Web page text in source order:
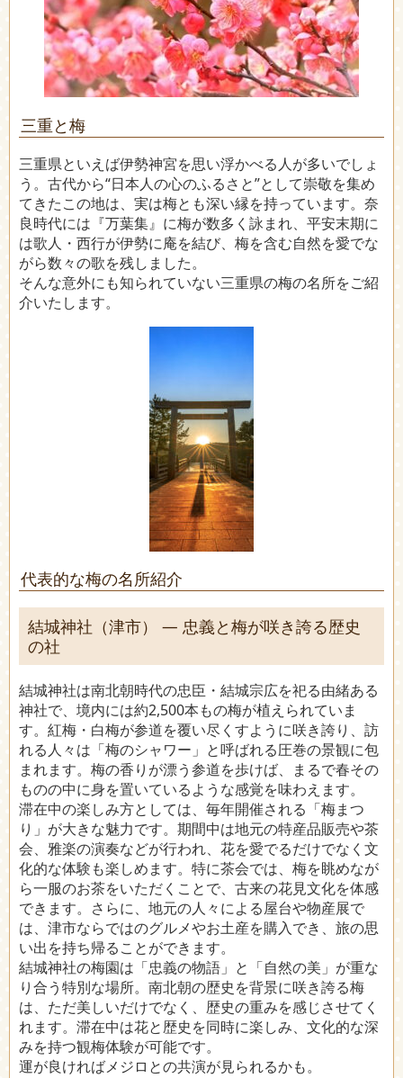
三重と梅
三重県といえば伊勢神宮を思い浮かべる人が多いでしょ
う。古代から“日本人の心のふるさと”として崇敬を集め
てきたこの地は、実は梅とも深い縁を持っています。奈
良時代には『万葉集』に梅が数多く詠まれ、平安末期に
は歌人・西行が伊勢に庵を結び、梅を含む自然を愛でな
がら数々の歌を残しました。
そんな意外にも知られていない三重県の梅の名所をご紹
介いたします。
代表的な梅の名所紹介
結城神社（津市） ― 忠義と梅が咲き誇る歴史
の社
結城神社は南北朝時代の忠臣・結城宗広を祀る由緒ある
神社で、境内には約2,500本もの梅が植えられていま
す。紅梅・白梅が参道を覆い尽くすように咲き誇り、訪
れる人々は「梅のシャワー」と呼ばれる圧巻の景観に包
まれます。梅の香りが漂う参道を歩けば、まるで春その
ものの中に身を置いているような感覚を味わえます。
滞在中の楽しみ方としては、毎年開催される「梅まつ
り」が大きな魅力です。期間中は地元の特産品販売や茶
会、雅楽の演奏などが行われ、花を愛でるだけでなく文
化的な体験も楽しめます。特に茶会では、梅を眺めなが
ら一服のお茶をいただくことで、古来の花見文化を体感
できます。さらに、地元の人々による屋台や物産展で
は、津市ならではのグルメやお土産を購入でき、旅の思
い出を持ち帰ることができます。
結城神社の梅園は「忠義の物語」と「自然の美」が重な
り合う特別な場所。南北朝の歴史を背景に咲き誇る梅
は、ただ美しいだけでなく、歴史の重みを感じさせてく
れます。滞在中は花と歴史を同時に楽しみ、文化的な深
みを持つ観梅体験が可能です。
運が良ければメジロとの共演が見られるかも。